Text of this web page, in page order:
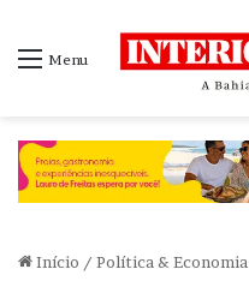
Menu
Início / Política & Economia